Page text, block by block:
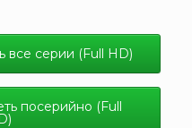
все серии (Full HD)
посерийно (Full